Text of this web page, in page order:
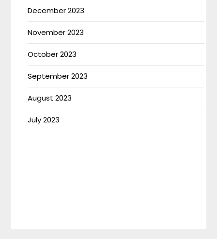
December 2023
November 2023
October 2023
September 2023
August 2023
July 2023